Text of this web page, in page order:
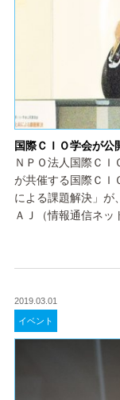
国際ＣＩＯ学会が公
ＮＰＯ法人国際Ｃ
が共催する国際ＣＩ
による課題解決」が
ＡＪ（情報通信ネ
2019.03.01
イベント